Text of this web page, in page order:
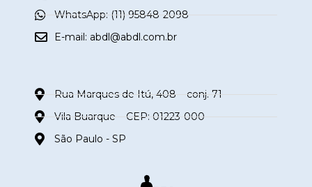
WhatsApp: (11) 95848-2098
E-mail: abdl@abdl.com.br
Rua Marques de Itú, 408 – conj. 71
Vila Buarque – CEP: 01223-000
São Paulo - SP